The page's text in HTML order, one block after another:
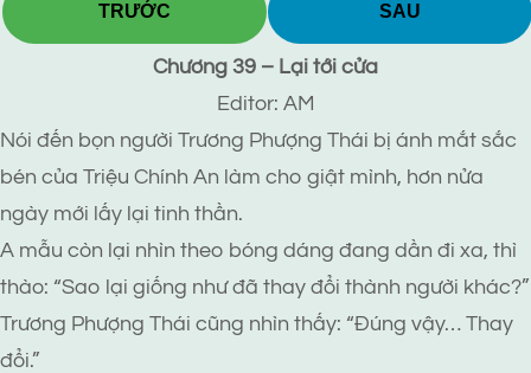
TRƯỚC SAU
Chương 39 – Lại tới cửa
Editor: AM
Nói đến bọn người Trương Phượng Thái bị ánh mắt sắc
bén của Triệu Chính An làm cho giật mình, hơn nửa
ngày mới lấy lại tinh thần.
A mẫu còn lại nhìn theo bóng dáng đang dần đi xa, thì
thào: “Sao lại giống như đã thay đổi thành người khác?”
Trương Phượng Thái cũng nhìn thấy: “Đúng vậy… Thay
đổi.”